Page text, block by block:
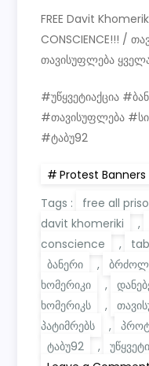
FREE Davit
CONSCIENCE!!! /
თავისუფლება
#უწყვეტიაქცია
#თავისუფლება
#ტაბუ92
Protest Banners
Tags :
free all
davit khomeriki
,
conscience
,
ბანერი
,
ხომერიკი
,
ხომერიკს
,
პატიმრებს
,
ტაბუ92
,